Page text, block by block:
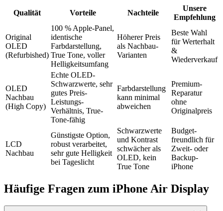
Qualität Vorteile Nachteile
Unsere
Empfehlung
Original
OLED
(Refurbished)
100 % Apple-Panel,
identische
Farbdarstellung,
True Tone, voller
Helligkeitsumfang
Höherer Preis
als Nachbau-
Varianten
Beste Wahl
für Werterhalt
&
Wiederverkauf
OLED
Nachbau
(High Copy)
Echte OLED-
Schwarzwerte, sehr
gutes Preis-
Leistungs-
Verhältnis, True-
Tone-fähig
Farbdarstellung
kann minimal
abweichen
Premium-
Reparatur
ohne
Originalpreis
LCD
Nachbau
Günstigste Option,
robust verarbeitet,
sehr gute Helligkeit
bei Tageslicht
Schwarzwerte
und Kontrast
schwächer als
OLED, kein
True Tone
Budget-
freundlich für
Zweit- oder
Backup-
iPhone
Häufige Fragen zum iPhone Air Display